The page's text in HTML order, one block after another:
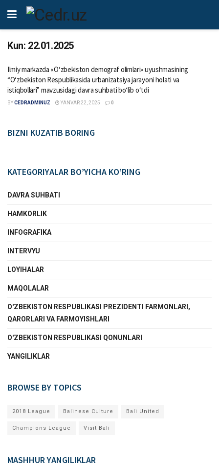
Kun: 22.01.2025
Ilmiy markazda «Oʻzbekiston demograf olimlari» uyushmasining
“Oʻzbekiston Respublikasida urbanizatsiya jarayoni holati va
istiqbollari” mavzusidagi davra suhbati boʻlib oʻtdi
BYCEDRADMINUZ YANVAR 22, 2025 0
BIZNI KUZATIB BORING
KATEGORIYALAR BO’YICHA KO’RING
DAVRA SUHBATI
HAMKORLIK
INFOGRAFIKA
INTERVYU
LOYIHALAR
MAQOLALAR
O'ZBEKISTON RESPUBLIKASI PREZIDENTI FARMONLARI,
QARORLARI VA FARMOYISHLARI
O'ZBEKISTON RESPUBLIKASI QONUNLARI
YANGILIKLAR
BROWSE BY TOPICS
2018 League Balinese Culture Bali United
Champions League Visit Bali
MASHHUR YANGILIKLAR